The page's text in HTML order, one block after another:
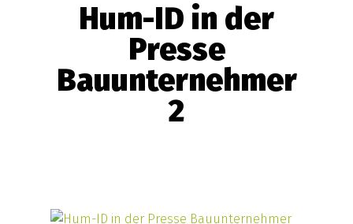
Hum-ID in der
Presse
Bauunternehmer
2